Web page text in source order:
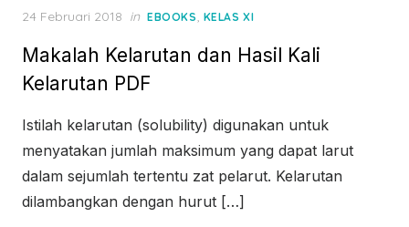
Posted
24 Februari 2018 in EBOOKS, KELAS XI
Makalah Kelarutan dan Hasil Kali
Kelarutan PDF
Istilah kelarutan (solubility) digunakan untuk
menyatakan jumlah maksimum yang dapat larut
dalam sejumlah tertentu zat pelarut. Kelarutan
dilambangkan dengan hurut […]